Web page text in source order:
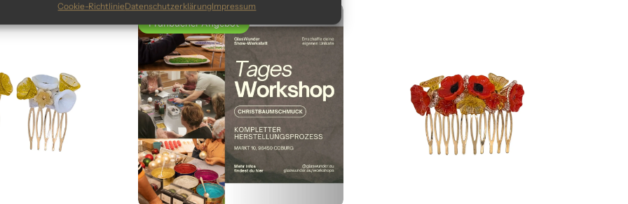
Cookie-RichtlinieDatenschutzerklärungImpressum
Frühbucher Angebot